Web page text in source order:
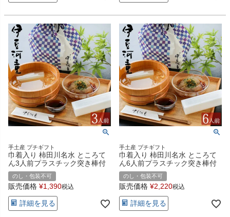
手土産 プチギフト
巾着入り 柿田川名水 ところて
ん3人前プラスチック突き棒付
のし・包装不可
販売価格 ¥1,390税込
詳細を見る
手土産 プチギフト
巾着入り 柿田川名水 ところて
ん6人前プラスチック突き棒付
のし・包装不可
販売価格 ¥2,220税込
詳細を見る